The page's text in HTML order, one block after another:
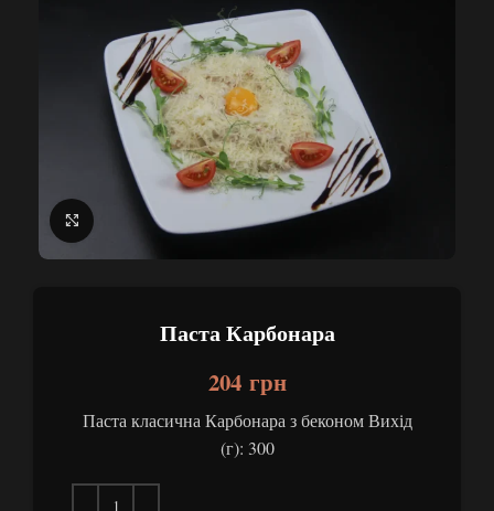
Натисніть, щоб збільшити
Паста Карбонара
204 грн
Паста класична Карбонара з беконом Вихід
(г): 300